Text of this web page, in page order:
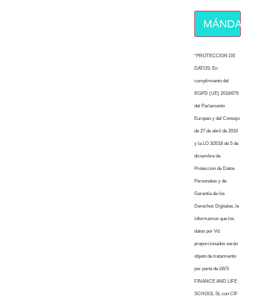
MÁNDAME
“PROTECCION DE
DATOS: En
cumplimiento del
RGPD (UE) 2016/679
del Parlamento
Europeo y del Consejo
de 27 de abril de 2016
y la LO 3/2018 de 5 de
diciembre de
Protección de Datos
Personales y de
Garantía de los
Derechos Digitales, le
informamos que los
datos por Vd.
proporcionados serán
objeto de tratamiento
por parte de LWS
FINANCE AND LIFE
SCHOOL SL con CIF